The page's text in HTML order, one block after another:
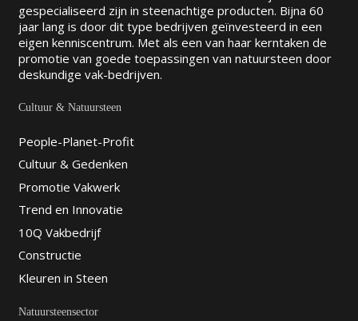
gespecialiseerd zijn in steenachtige producten. Bijna 60
jaar lang is door dit type bedrijven geïnvesteerd in een
eigen kenniscentrum. Met als een van haar kerntaken de
promotie van goede toepassingen van natuursteen door
deskundige vak-bedrijven.
Cultuur & Natuursteen
People-Planet-Profit
Cultuur & Gedenken
Promotie Vakwerk
Trend en Innovatie
10Q Vakbedrijf
Constructie
Kleuren in Steen
Natuursteensector